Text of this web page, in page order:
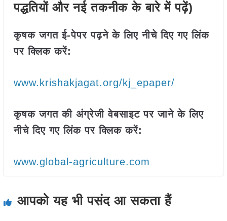
पद्धतियों और नई तकनीक के बारे में पढ़ें)
कृषक जगत ई-पेपर पढ़ने के लिए नीचे दिए गए लिंक
पर क्लिक करें:
www.krishakjagat.org/kj_epaper/
कृषक जगत की अंग्रेजी वेबसाइट पर जाने के लिए
नीचे दिए गए लिंक पर क्लिक करें:
www.global-agriculture.com
आपको यह भी पसंद आ सकता हैं